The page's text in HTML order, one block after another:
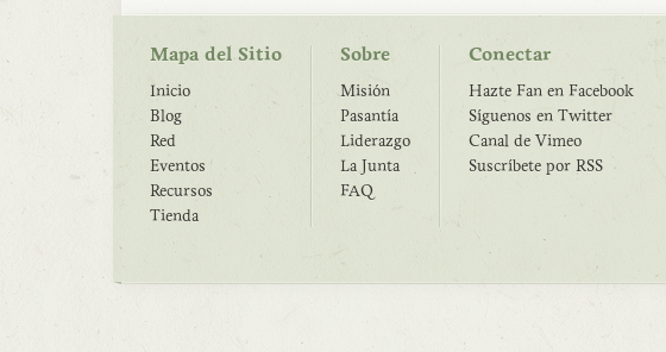
Mapa del Sitio
Inicio
Blog
Red
Eventos
Recursos
Tienda
Sobre
Misión
Pasantía
Liderazgo
La Junta
FAQ
Conectar
Hazte Fan en Facebook
Síguenos en Twitter
Canal de Vimeo
Suscríbete por RSS